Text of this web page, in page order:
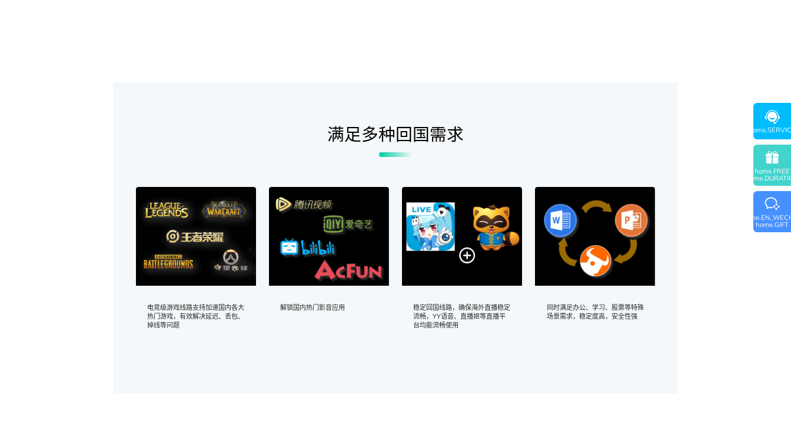
满足多种回国需求
电竞级游戏线路支持加速国内各大
热门游戏，有效解决延迟、丢包、
掉线等问题
解锁国内热门影音应用
稳定回国线路，确保海外直播稳定
流畅，YY语音、直播姬等直播平
台均能流畅使用
同时满足办公、学习、股票等特殊
场景需求，稳定度高，安全性强
home.FREE
home.GIFT